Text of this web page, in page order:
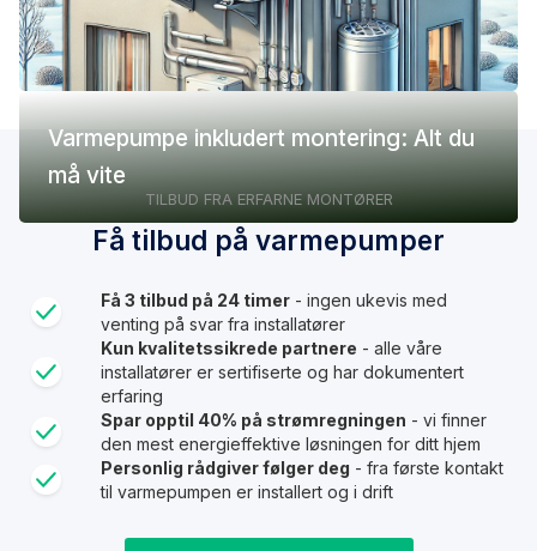
Varmepumpe inkludert montering: Alt du
må vite
TILBUD FRA ERFARNE MONTØRER
Få tilbud på varmepumper
Få 3 tilbud på 24 timer - ingen ukevis med
venting på svar fra installatører
Kun kvalitetssikrede partnere - alle våre
installatører er sertifiserte og har dokumentert
erfaring
Spar opptil 40% på strømregningen - vi finner
den mest energieffektive løsningen for ditt hjem
Personlig rådgiver følger deg - fra første kontakt
til varmepumpen er installert og i drift